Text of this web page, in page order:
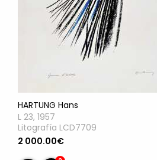
HARTUNG Hans
L 23, 1957
Litografía LCD7709
2 000.00€